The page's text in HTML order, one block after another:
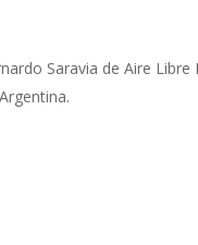
Saravia de Aire Libre